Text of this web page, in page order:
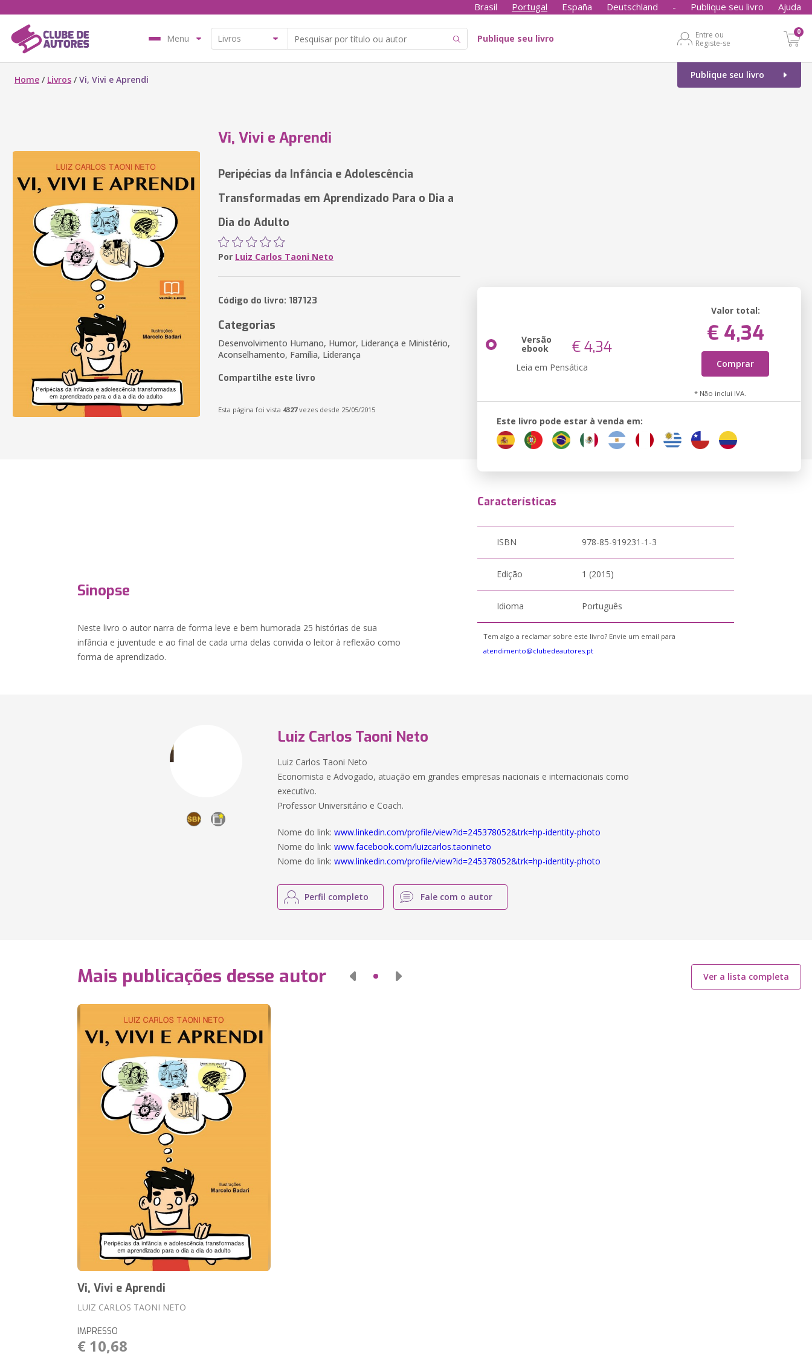
Brasil Portugal España Deutschland - Publique seu livro Ajuda
Menu Publique seu livro
Entre ou
Registe-se
0
Publique seu livro
Home / Livros /Vi, Vivi e Aprendi
Vi, Vivi e Aprendi
Peripécias da Infância e Adolescência
Transformadas em Aprendizado Para o Dia a
Dia do Adulto
Por Luiz Carlos Taoni Neto
Código do livro: 187123
Categorias
Desenvolvimento Humano, Humor, Liderança e Ministério,
Aconselhamento, Família, Liderança
Compartilhe este livro
Esta página foi vista 4327vezes desde 25/05/2015
Versão
ebook € 4,34
Leia em Pensática
Valor total:
€ 4,34
Comprar
* Não inclui IVA.
Este livro pode estar à venda em:
Sinopse
Neste livro o autor narra de forma leve e bem humorada 25 histórias de sua
infância e juventude e ao final de cada uma delas convida o leitor à reflexão como
forma de aprendizado.
Características
ISBN 978-85-919231-1-3
Edição 1 (2015)
Idioma Português
Tem algo a reclamar sobre este livro? Envie um email para
atendimento@clubedeautores.pt
Luiz Carlos Taoni Neto
Luiz Carlos Taoni Neto
Economista e Advogado, atuação em grandes empresas nacionais e internacionais como
executivo.
Professor Universitário e Coach.
Nome do link:www.linkedin.com/profile/view?id=245378052&trk=hp-identity-photo
Nome do link:www.facebook.com/luizcarlos.taonineto
Nome do link:www.linkedin.com/profile/view?id=245378052&trk=hp-identity-photo
Perfil completo Fale com o autor
Mais publicações desse autor Ver a lista completa
Vi, Vivi e Aprendi
LUIZ CARLOS TAONI NETO
IMPRESSO
€ 10,68